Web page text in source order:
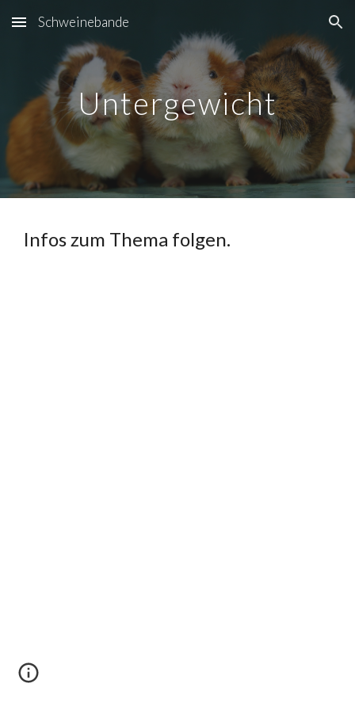
Skip to main content Skip to navigation
Schweinebande
Untergewicht
Infos zum Thema folgen.